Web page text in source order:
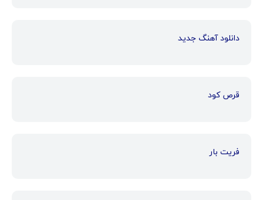
دانلود آهنگ جدید
قرص کود
فریت بار